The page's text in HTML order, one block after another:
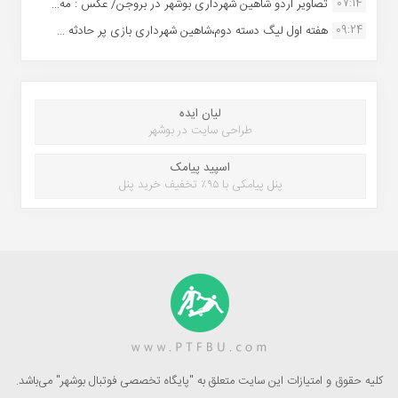
تصاویر اردو شاهین شهرداری بوشهر در بروجن/ عکس : مه...
09:24 هفته اول لیگ دسته دوم،شاهین شهرداری بازی پر حادثه ...
لیان ایده
طراحی سایت در بوشهر
اسپید پیامک
پنل پیامکی با ۹۵٪ تخفیف خرید پنل
کلیه حقوق و امتیازات این سایت متعلق به "پایگاه تخصصی فوتبال بوشهر" می‌باشد.